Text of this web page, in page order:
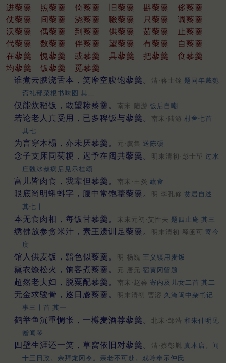
进藜羹
照藜羹 倚藜羹 旧藜羹 斟藜羹
侈藜羹
仗藜羹
间藜羹 浇藜羹 啜藜羹 只藜羹
调藜羹
沃藜羹
偶藜羹 到藜羹 供藜羹 茹藜羹
止藜羹
代藜羹
数藜羹 伴藜羹 望藜羹 有藜羹
自藜羹
在藜羹
愧藜羹 或藜羹 具藜羹 把藜羹
食藜羹
均藜羹
饭藜羹
觅藜羹
谁煮云腴浇舌本，笑摩空腹饱藜羹。
清·蒋士铨 题同年戴匏
斋礼部菜根书味图 其二
仅能炊稻饭，敢望糁藜羹。 南宋·陆游 饭后自嘲
若论老人真受用，已多稗饭与藜羹。 南宋·陆游 村舍七首
其七
为言穿木榻，亦未厌藜羹。 元·虞集 送陈硕
念子支床同菊粳，迟予在闼共藜羹。 明末清初·彭士望 过水
庄魏冰叔病后见示桂颂
富儿皆肉食，我辈但藜羹。 南宋·王炎 蔬食
眼底尚明蝌蚪字，腹中常饱藿藜羹。 明·李孔修 贫居自述
其七十
本无食肉相，每饭甘藜羹。 宋末元初·艾性夫 题四止庵 其三
绣佛放参贪米汁，素王遗训足藜羹。 明末清初·释函可 寄今
度
馆人供麦饭，黯色似藜羹。 明·杨巍 王义镇用麦饭
熏衣燎松火，饷客煮藜羹。 元·唐元 宿黄冈留题
超然老夫妇，脱粟配藜羹。 南宋·赵蕃 寄内及儿女二首 其二
无金求骏骨，逐日餍藜羹。 明末清初·曹溶 久淹闽中杂书记
事三十首 其一
鹤举鱼沉重惆怅，一樽麦酒荐藜羹。 北宋·邹浩 和朱仲明见
赠闻琴
四壁生涯还一笑，草窝依旧对藜羹。 清·蔡彭胤 真木店。闻
十三日政。余拜龙冈令。亲老不可赴。戏吟奉示仲氏